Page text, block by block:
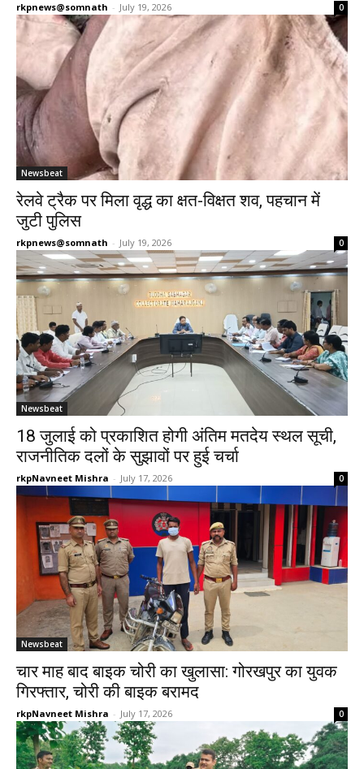
rkpnews@somnath - July 19, 2026 0
Newsbeat
रेलवे ट्रैक पर मिला वृद्ध का क्षत-विक्षत शव, पहचान में
जुटी पुलिस
rkpnews@somnath - July 19, 2026 0
Newsbeat
18 जुलाई को प्रकाशित होगी अंतिम मतदेय स्थल सूची,
राजनीतिक दलों के सुझावों पर हुई चर्चा
rkpNavneet Mishra - July 17, 2026 0
Newsbeat
चार माह बाद बाइक चोरी का खुलासा: गोरखपुर का युवक
गिरफ्तार, चोरी की बाइक बरामद
rkpNavneet Mishra - July 17, 2026 0